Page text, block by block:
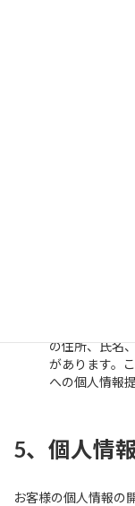
の住所、氏名
があります。
への個人情報
5、個人情
お客様の個人情報の